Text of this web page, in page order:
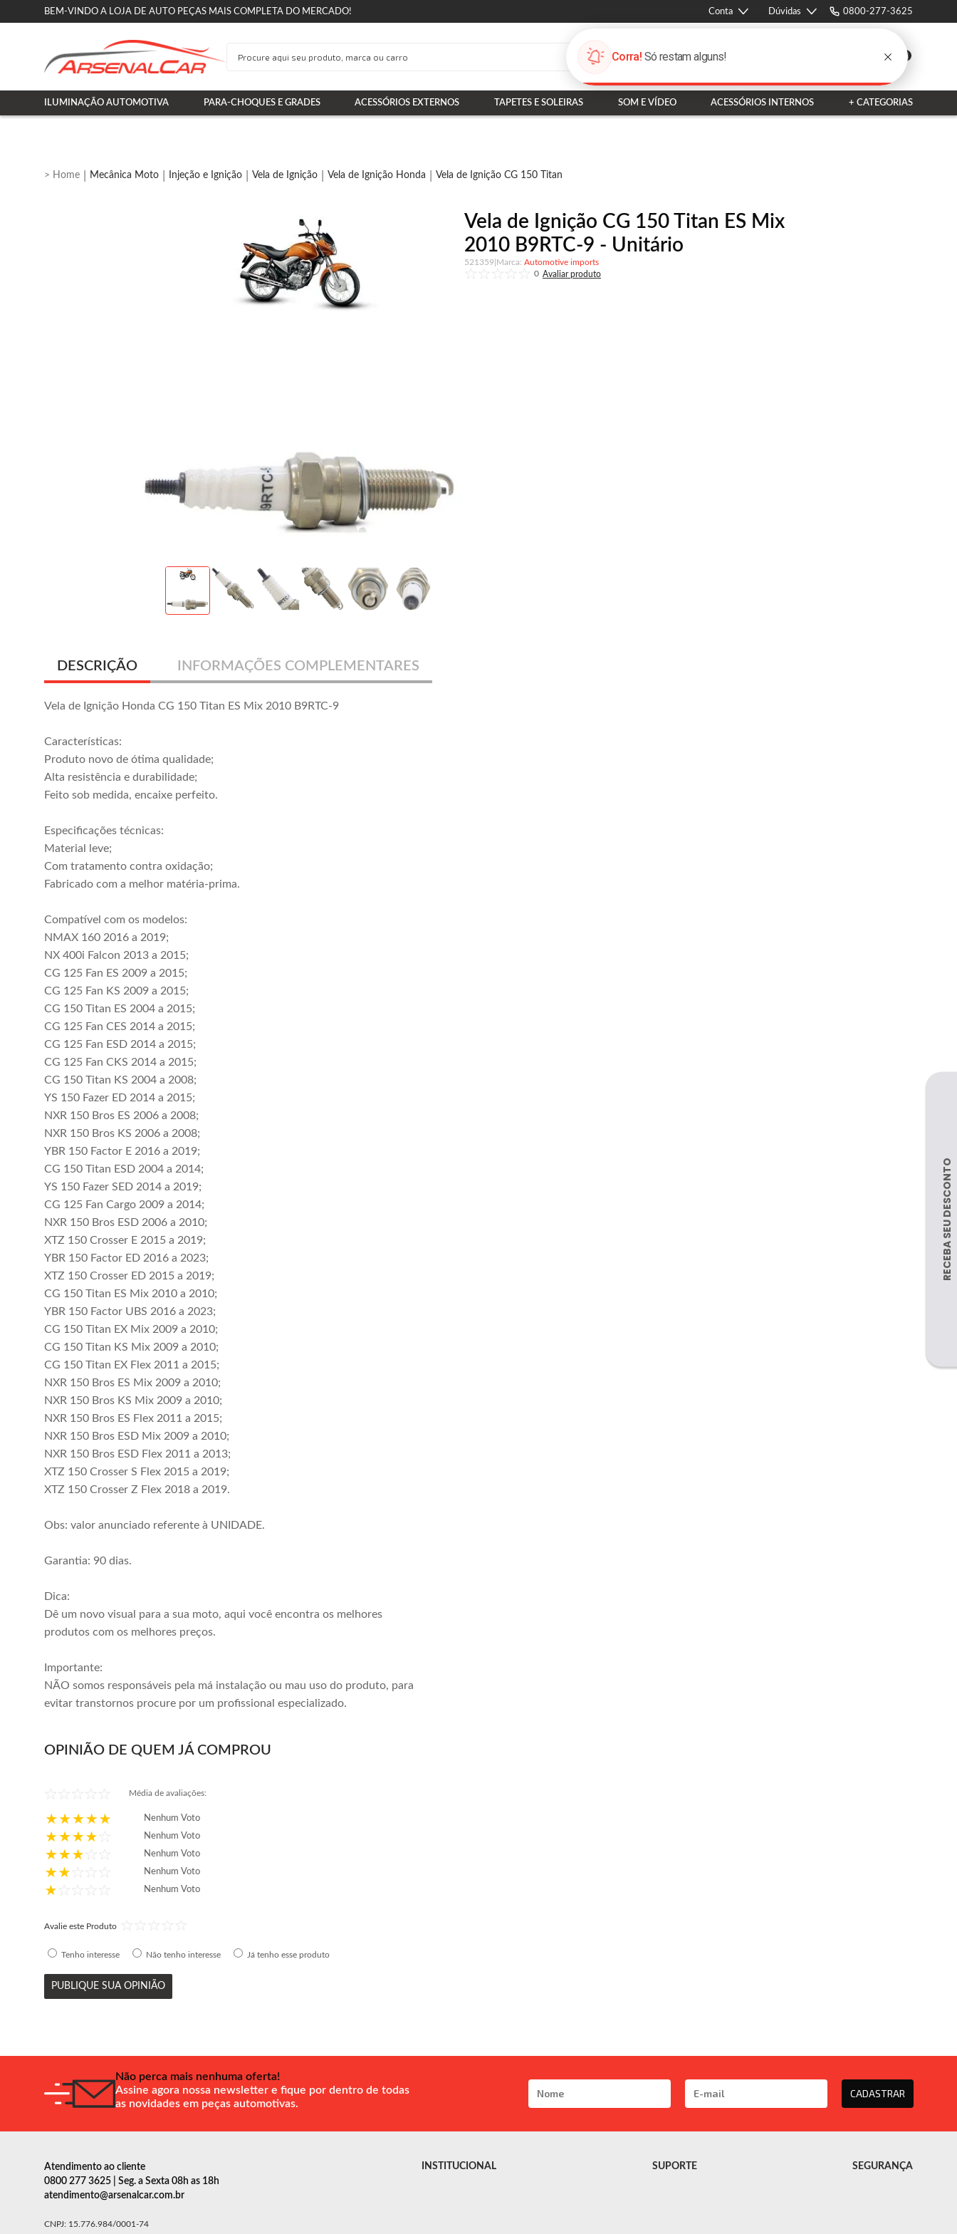
BEM-VINDO A LOJA DE AUTO PEÇAS MAIS COMPLETA DO MERCADO! Conta Dúvidas 0800-277-3625
0
ILUMINAÇÃO AUTOMOTIVA PARA-CHOQUES E GRADES ACESSÓRIOS EXTERNOS TAPETES E SOLEIRAS SOM E VÍDEO ACESSÓRIOS INTERNOS + CATEGORIAS
Mecânica Moto Injeção e Ignição Vela de Ignição Vela de Ignição Honda Vela de Ignição CG 150 Titan
Vela de Ignição CG 150 Titan ES Mix
2010 B9RTC-9 - Unitário
521359
Automotive imports
0
DESCRIÇÃO INFORMAÇÕES COMPLEMENTARES
Vela de Ignição Honda CG 150 Titan ES Mix 2010 B9RTC-9
Características:
Produto novo de ótima qualidade;
Alta resistência e durabilidade;
Feito sob medida, encaixe perfeito.
Especificações técnicas:
Material leve;
Com tratamento contra oxidação;
Fabricado com a melhor matéria-prima.
Compatível com os modelos:
NMAX 160 2016 a 2019;
NX 400i Falcon 2013 a 2015;
CG 125 Fan ES 2009 a 2015;
CG 125 Fan KS 2009 a 2015;
CG 150 Titan ES 2004 a 2015;
CG 125 Fan CES 2014 a 2015;
CG 125 Fan ESD 2014 a 2015;
CG 125 Fan CKS 2014 a 2015;
CG 150 Titan KS 2004 a 2008;
YS 150 Fazer ED 2014 a 2015;
NXR 150 Bros ES 2006 a 2008;
NXR 150 Bros KS 2006 a 2008;
YBR 150 Factor E 2016 a 2019;
CG 150 Titan ESD 2004 a 2014;
YS 150 Fazer SED 2014 a 2019;
CG 125 Fan Cargo 2009 a 2014;
NXR 150 Bros ESD 2006 a 2010;
XTZ 150 Crosser E 2015 a 2019;
YBR 150 Factor ED 2016 a 2023;
XTZ 150 Crosser ED 2015 a 2019;
CG 150 Titan ES Mix 2010 a 2010;
YBR 150 Factor UBS 2016 a 2023;
CG 150 Titan EX Mix 2009 a 2010;
CG 150 Titan KS Mix 2009 a 2010;
CG 150 Titan EX Flex 2011 a 2015;
NXR 150 Bros ES Mix 2009 a 2010;
NXR 150 Bros KS Mix 2009 a 2010;
NXR 150 Bros ES Flex 2011 a 2015;
NXR 150 Bros ESD Mix 2009 a 2010;
NXR 150 Bros ESD Flex 2011 a 2013;
XTZ 150 Crosser S Flex 2015 a 2019;
XTZ 150 Crosser Z Flex 2018 a 2019.
Obs: valor anunciado referente à UNIDADE.
Garantia: 90 dias.
Dica:
Dê um novo visual para a sua moto, aqui você encontra os melhores
produtos com os melhores preços.
Importante:
NÃO somos responsáveis pela má instalação ou mau uso do produto, para
evitar transtornos procure por um profissional especializado.
OPINIÃO DE QUEM JÁ COMPROU
Média de avaliações:
Nenhum Voto
Nenhum Voto
Nenhum Voto
Nenhum Voto
Nenhum Voto
Avalie este Produto
Tenho interesse Não tenho interesse Já tenho esse produto
PUBLIQUE SUA OPINIÃO
Não perca mais nenhuma oferta!
Assine agora nossa newsletter e fique por dentro de todas
as novidades em peças automotivas.
CADASTRAR
Atendimento ao cliente
0800 277 3625 | Seg. a Sexta 08h as 18h
atendimento@arsenalcar.com.br
CNPJ: 15.776.984/0001-74
INSTITUCIONAL SUPORTE SEGURANÇA